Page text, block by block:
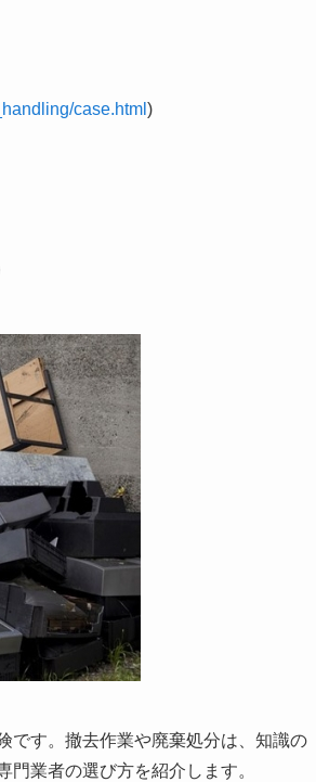
case.html )
です。撤去作業や廃棄処分は、知識の
業者の選び方を紹介します。